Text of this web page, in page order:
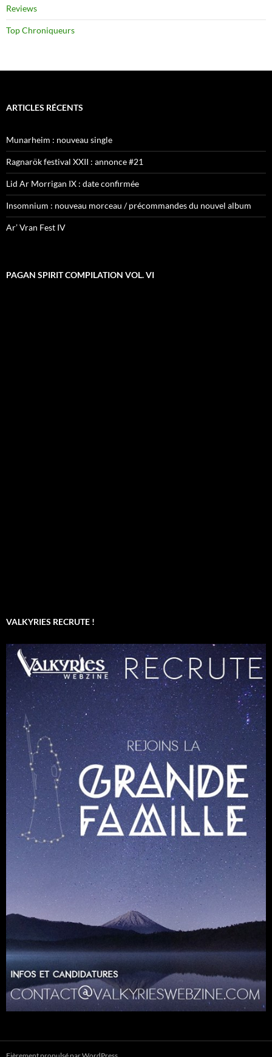
Reviews
Top Chroniqueurs
ARTICLES RÉCENTS
Munarheim : nouveau single
Ragnarök festival XXII : annonce #21
Lid Ar Morrigan IX : date confirmée
Insomnium : nouveau morceau / précommandes du nouvel album
Ar’ Vran Fest IV
PAGAN SPIRIT COMPILATION VOL. VI
VALKYRIES RECRUTE !